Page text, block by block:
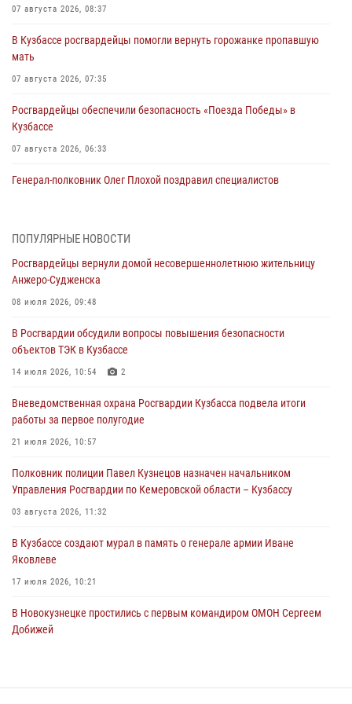
07 августа 2026, 08:37
В Кузбассе росгвардейцы помогли вернуть горожанке пропавшую
мать
07 августа 2026, 07:35
Росгвардейцы обеспечили безопасность «Поезда Победы» в
Кузбассе
07 августа 2026, 06:33
Генерал-полковник Олег Плохой поздравил специалистов
07 августа 2026, 05:32
С 1 сентября 2026 года вступает в силу новый федеральный закон о
частной охранной деятельности
06 августа 2026, 10:19
Росгвардейцы задержали предполагаемого виновника причинения
ножевого ранения кемеровчанину
06 августа 2026, 09:18
Росгвардейцы задержали мужчину, повредившего имущество
горожанки
06 августа 2026, 08:17
Росгвардейцы пресекли противоправные действия и защитили
новокузнечанку от агрессивного знакомого
06 августа 2026, 07:16
ПОПУЛЯРНЫЕ НОВОСТИ
Росгвардейцы вернули домой несовершеннолетнюю жительницу
Анжеро-Судженска
08 июля 2026, 09:48
В Росгвардии обсудили вопросы повышения безопасности
объектов ТЭК в Кузбассе
14 июля 2026, 10:54 2
Вневедомственная охрана Росгвардии Кузбасса подвела итоги
работы за первое полугодие
21 июля 2026, 10:57
Полковник полиции Павел Кузнецов назначен начальником
Управления Росгвардии по Кемеровской области – Кузбассу
03 августа 2026, 11:32
В Кузбассе создают мурал в память о генерале армии Иване
Яковлеве
17 июля 2026, 10:21
В Новокузнецке простились с первым командиром ОМОН Сергеем
Добижей